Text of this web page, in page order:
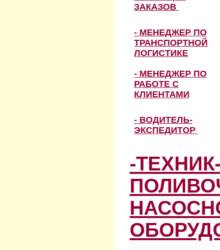
ЗАКАЗОВ
- МЕНЕДЖЕР ПО
ТРАНСПОРТНОЙ
ЛОГИСТИКЕ
- МЕНЕДЖЕР ПО
РАБОТЕ С
КЛИЕНТАМИ
- ВОДИТЕЛЬ-
ЭКСПЕДИТОР
-